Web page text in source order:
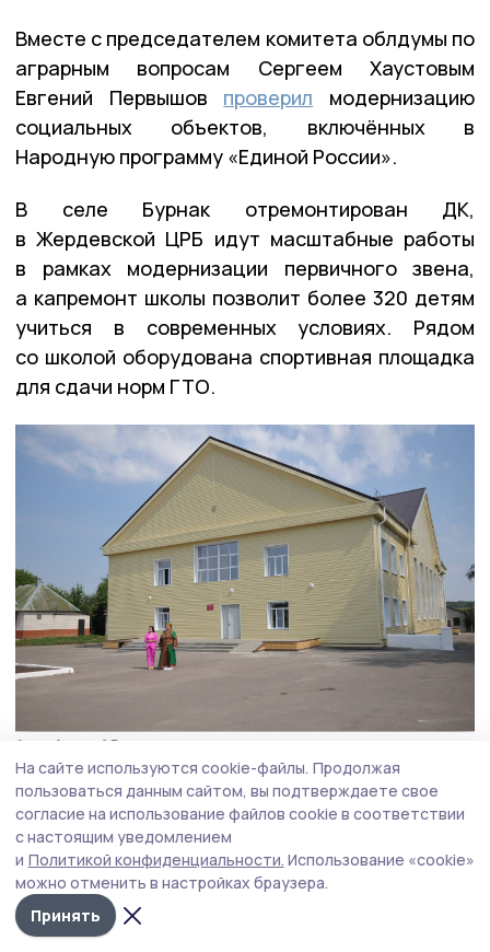
Вместе с председателем комитета облдумы по
аграрным вопросам Сергеем Хаустовым
Евгений Первышов проверил модернизацию
социальных объектов, включённых в
Народную программу «Единой России».
В селе Бурнак отремонтирован ДК,
в Жердевской ЦРБ идут масштабные работы
в рамках модернизации первичного звена,
а капремонт школы позволит более 320 детям
учиться в современных условиях. Рядом
со школой оборудована спортивная площадка
для сдачи норм ГТО.
Фото: Алексей Бучнев
Губернатор проверил и исполнение поручения
по капремонту крыши на улице Советской
в Жердевке. Подрядчик выполнил работы
в полном объёме и раньше обещанного срока.
Герои Тамбовщины
На сайте используются cookie-файлы. Продолжая
пользоваться данным сайтом, вы подтверждаете свое
согласие на использование файлов cookie в соответствии
с настоящим уведомлением
и Политикой конфиденциальности. Использование «cookie»
можно отменить в настройках браузера.
Принять